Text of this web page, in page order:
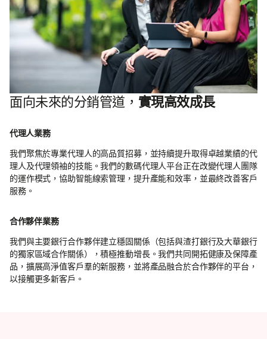
面向未來的分銷管道， 實現高效成長
代理人業務
我們聚焦於專業代理人的高品質招募，並持續提升取得卓越業績的代
理人及代理領袖的技能。我們的數碼代理人平台正在改變代理人團隊
的運作模式，協助智能線索管理，提升產能和效率，並最終改善客戶
服務。
合作夥伴業務
我們與主要銀行合作夥伴建立穩固關係（包括與渣打銀行及大華銀行
的獨家區域合作關係），積極推動增長。我們共同開拓健康及保障產
品，擴展高淨值客戶羣的新服務，並將產品融合於合作夥伴的平台，
以接觸更多新客戶。